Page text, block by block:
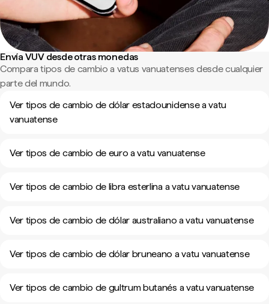
Envía VUV desde otras monedas
Compara tipos de cambio a vatus vanuatenses desde cualquier
parte del mundo.
Ver tipos de cambio de dólar estadounidense a vatu
vanuatense
Ver tipos de cambio de euro a vatu vanuatense
Ver tipos de cambio de libra esterlina a vatu vanuatense
Ver tipos de cambio de dólar australiano a vatu vanuatense
Ver tipos de cambio de dólar bruneano a vatu vanuatense
Ver tipos de cambio de gultrum butanés a vatu vanuatense